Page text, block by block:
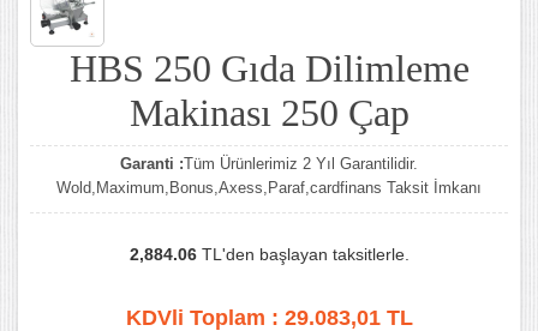
HBS 250 Gıda Dilimleme
Makinası 250 Çap
Garanti :Tüm Ürünlerimiz 2 Yıl Garantilidir.
Wold,Maximum,Bonus,Axess,Paraf,cardfinans Taksit İmkanı
2,884.06TL'den başlayan taksitlerle.
KDVli Toplam : 29.083,01TL